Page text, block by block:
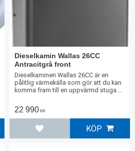
Dieselkamin Wallas 26CC
Antracitgrå front
Dieselkaminen Wallas 26CC är en
pålitlig värmekälla som gör att du kan
komma fram till en uppvärmd stuga.
stugor.
22 990 KR
Lägg till i favoriter
KÖP